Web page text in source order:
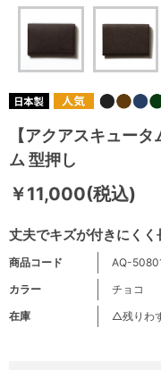
【アクアスキュー
ム 型押し
丈夫でキズが付きにく
￥11,000(税込)
商品コード
AQ-
カラー
チョコ
在庫
△残りわ